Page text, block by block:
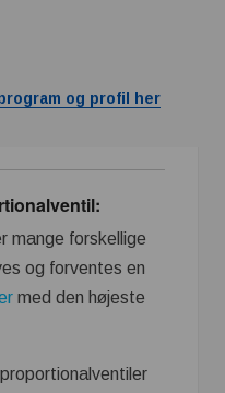
og profil her
mange forskellige
og forventes en
med den højeste